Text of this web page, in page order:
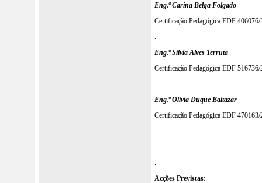
Eng.ª Carina Belga Folgado
Certificação Pedagógica EDF
Eng.ª Sílvia Alves Terruta
Certificação Pedagógica EDF
Eng.ª Olívia Duque Baltazar
Certificação Pedagógica EDF
Acções Previstas: